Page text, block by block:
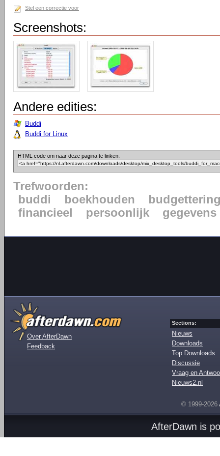
Stel een correctie voor
Screenshots:
Andere edities:
Buddi
Buddi for Linux
HTML code om naar deze pagina te linken:
Trefwoorden:
buddi
boekhouden
financieel
persoonlijk gegevens
Over AfterDawn
Feedback
Sections:
Nieuws
Downloads
Top Downloads
Discussie
Vraag en
Nieuws2.nl
© 1999-2026
AfterDawn is